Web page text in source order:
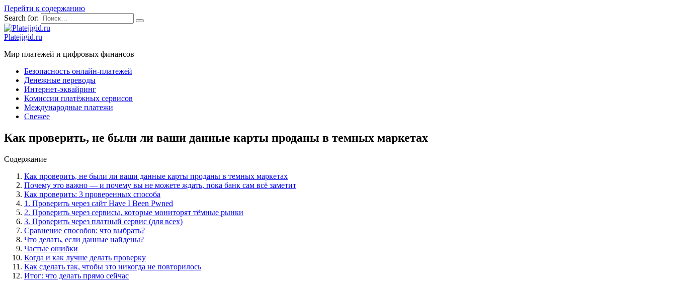
Перейти к содержанию
Search for:
Platejigid.ru
Мир платежей и цифровых финансов
Безопасность онлайн-платежей
Денежные переводы
Интернет-эквайринг
Комиссии платёжных сервисов
Международные платежи
Свежее
Как проверить, не были ли ваши данные карты проданы в темных маркетах
Содержание
Как проверить, не были ли ваши данные карты проданы в темных маркетах
Почему это важно — и почему вы не можете ждать, пока банк сам всё заметит
Как проверить: 3 проверенных способа
1. Проверить через сайт Have I Been Pwned
2. Проверить через сервисы, которые мониторят тёмные рынки
3. Проверить через платный сервис (для всех)
Сравнение способов: что выбрать?
Что делать, если данные найдены?
Частые ошибки
Когда и как лучше делать проверку
Как сделать так, чтобы это никогда не повторилось
Итог: что делать прямо сейчас